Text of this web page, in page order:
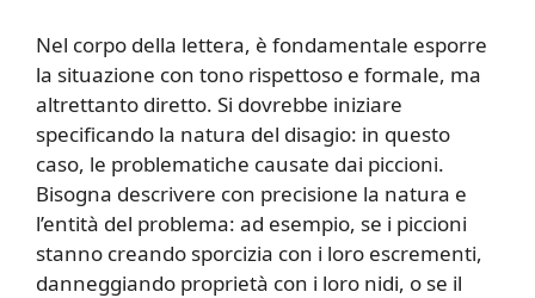
Nel corpo della lettera, è fondamentale esporre
la situazione con tono rispettoso e formale, ma
altrettanto diretto. Si dovrebbe iniziare
specificando la natura del disagio: in questo
caso, le problematiche causate dai piccioni.
Bisogna descrivere con precisione la natura e
l’entità del problema: ad esempio, se i piccioni
stanno creando sporcizia con i loro escrementi,
danneggiando proprietà con i loro nidi, o se il